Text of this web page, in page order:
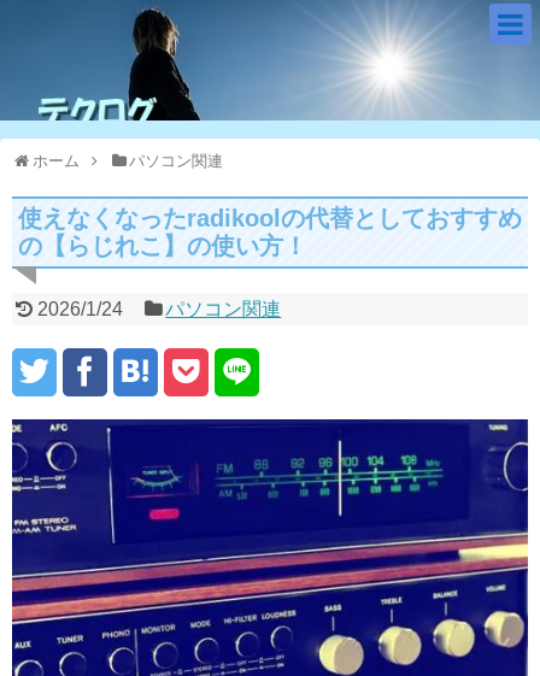
ホーム パソコン関連
使えなくなったradikoolの代替としておすすめ
の【らじれこ】の使い方！
2026/1/24 パソコン関連